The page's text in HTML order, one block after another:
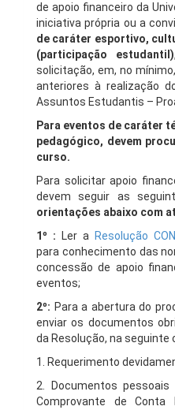
de apoio financeiro da
iniciativa própria ou a
de caráter esportivo,
(participação estudantil)
solicitação, em, no mínimo,
anteriores à realização
Assuntos Estudantis –
Para eventos de caráter
pedagógico, devem
curso.
Para solicitar apoio
devem seguir as
orientações abaixo com
1º : Ler a
Resolução
para conhecimento das
concessão de apoio
eventos;
2º: Para a abertura do
enviar os documentos
da Resolução, na seguinte
1. Requerimento
2. Documentos pessoais
Comprovante de